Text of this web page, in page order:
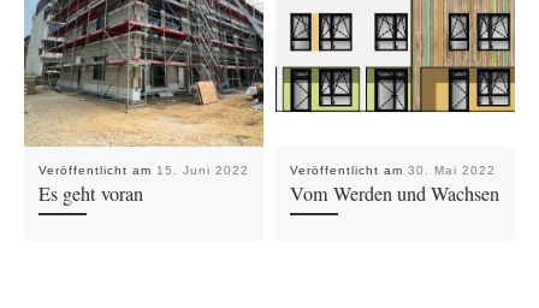
Veröffentlicht am 15. Juni 2022
Es geht voran
Veröffentlicht am 30. Mai 2022
Vom Werden und Wachsen